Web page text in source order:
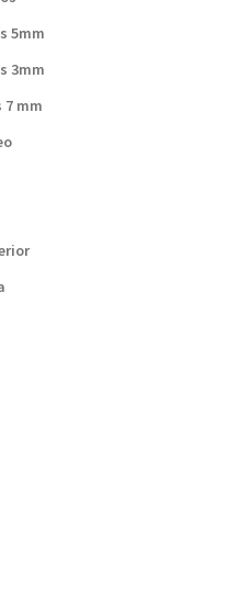
5mm
3mm
7 mm